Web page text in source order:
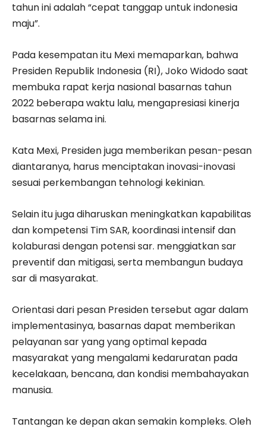
tahun ini adalah “cepat tanggap untuk indonesia
maju”.
Pada kesempatan itu Mexi memaparkan, bahwa
Presiden Republik Indonesia (RI), Joko Widodo saat
membuka rapat kerja nasional basarnas tahun
2022 beberapa waktu lalu, mengapresiasi kinerja
basarnas selama ini.
Kata Mexi, Presiden juga memberikan pesan-pesan
diantaranya, harus menciptakan inovasi-inovasi
sesuai perkembangan tehnologi kekinian.
Selain itu juga diharuskan meningkatkan kapabilitas
dan kompetensi Tim SAR, koordinasi intensif dan
kolaburasi dengan potensi sar. menggiatkan sar
preventif dan mitigasi, serta membangun budaya
sar di masyarakat.
Orientasi dari pesan Presiden tersebut agar dalam
implementasinya, basarnas dapat memberikan
pelayanan sar yang yang optimal kepada
masyarakat yang mengalami kedaruratan pada
kecelakaan, bencana, dan kondisi membahayakan
manusia.
Tantangan ke depan akan semakin kompleks. Oleh